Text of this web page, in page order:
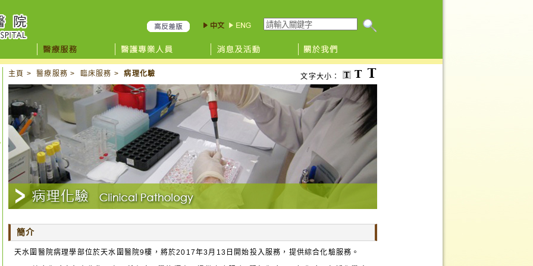
搜尋本網頁
主頁 >醫療服務 > 臨床服務 >病理化驗 文字大小：
簡介
天水圍醫院病理學部位於天水圍醫院9樓，將於2017年3月13日開始投入服務，提供綜合化驗服務。